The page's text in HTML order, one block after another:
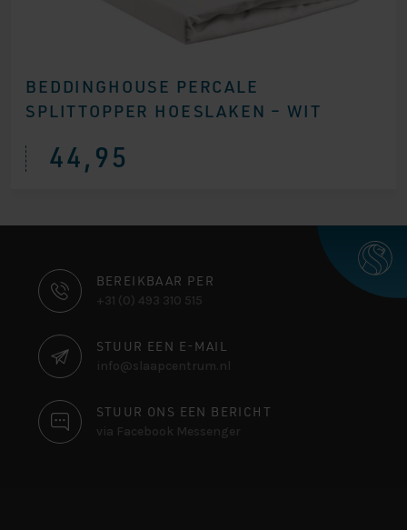
BEDDINGHOUSE PERCALE
SPLITTOPPER HOESLAKEN – WIT
44,95
CONTACT
INFORMATIE
BEREIKBAAR PER
+31 (0) 493 310 515
STUUR EEN E-MAIL
info@slaapcentrum.nl
STUUR ONS EEN BERICHT
via Facebook Messenger